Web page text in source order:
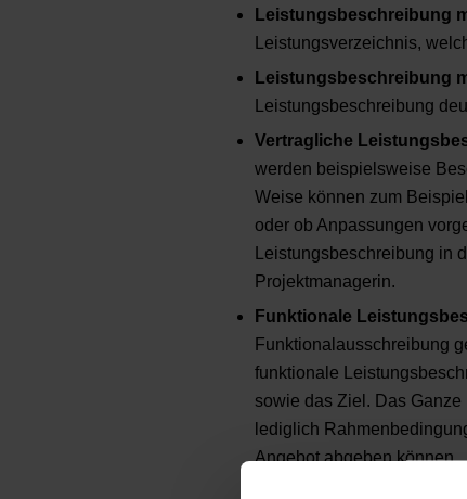
Leistungsbeschreibung
Leistungsverzeichnis,
Leistungsbeschreibung
Leistungsbeschreibung
Vertragliche
werden beispielsweise
Weise können zum
oder ob Anpassungen
Leistungsbeschreibung in
Projektmanagerin.
Funktionale
Funktionalausschreibung
funktionale
sowie das Ziel. Das
lediglich
Angebot abgeben können.